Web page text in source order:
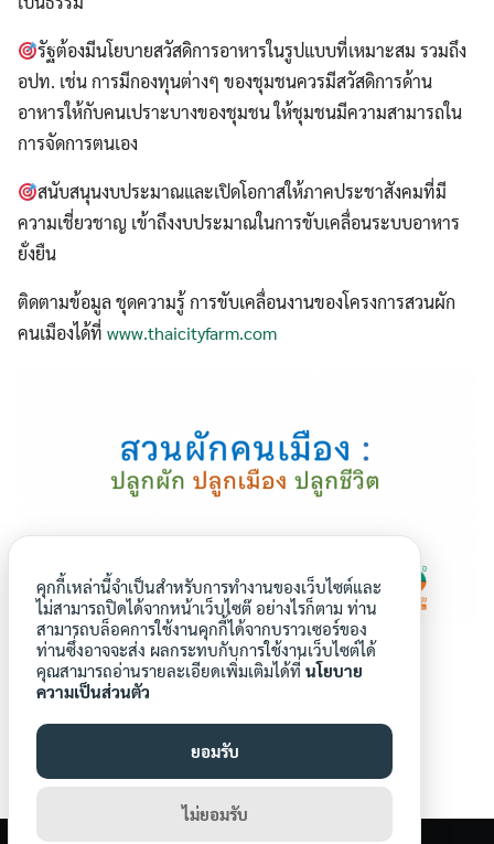
รัฐต้องมีนโยบายสวัสดิการอาหารในรูปแบบที่เหมาะสม รวมถึง
อปท. เช่น การมีกองทุนต่างๆ ของชุมชนควรมีสวัสดิการด้าน
อาหารให้กับคนเปราะบางของชุมชน ให้ชุมชนมีความสามารถใน
การจัดการตนเอง
สนับสนุนงบประมาณและเปิดโอกาสให้ภาคประชาสังคมที่มี
ความเชี่ยวชาญ เข้าถึงงบประมาณในการขับเคลื่อนระบบอาหาร
ยั่งยืน
ติดตามข้อมูล ชุดความรู้ การขับเคลื่อนงานของโครงการสวนผัก
คนเมืองได้ที่ www.thaicityfarm.com
คุกกี้เหล่านี้จำเป็นสำหรับการทำงานของเว็บไซต์และ
ไม่สามารถปิดได้จากหน้าเว็บไซต๊ อย่างไรก็ตาม ท่าน
สามารถบล็อคการใช้งานคุกกี้ได้จากบราวเซอร์ของ
ท่านซึ่งอาจจะส่ง ผลกระทบกับการใช้งานเว็บไซต์ได้
คุณสามารถอ่านรายละเอียดเพิ่มเติมได้ที่ นโยบาย
ความเป็นส่วนตัว
ยอมรับ
ไม่ยอมรับ